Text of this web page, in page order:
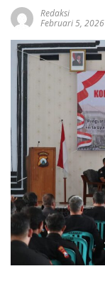
Redaksi
Februari 5, 2026